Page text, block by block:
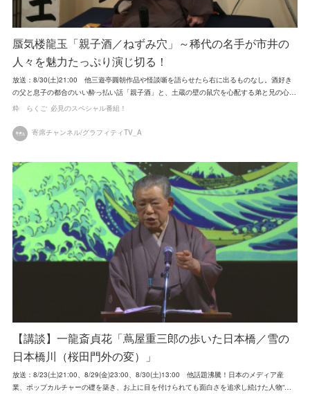
蜃気楼龍玉「親子酒／ねずみ穴」～稀代の名手が市井の
人々を魅力たっぷり演じ切る！
放送：8/30(土)21:00 他三遊亭圓朝作品や怪談噺を語らせたら右に出るものなし。酒好き
の父と息子の都合のいい酔っ払い話「親子酒」と、土蔵の壁の鼠穴を心配する弟と兄の心…
粋 らくご 必見のスペシャル番組！
寄席チャンネル/グラフィティTV_A
【講談】一龍斎貞花「蔦屋重三郎の歩いた日本橋／雪の
日本橋川（桜田門外の変）」
放送：8/23(土)21:00、8/29(金)23:00、8/30(土)13:00 他話題沸騰！日本のメディア産
業、ポップカルチャーの礎を築き、お上に目を付けられても面白さを追求し続けた人物“…